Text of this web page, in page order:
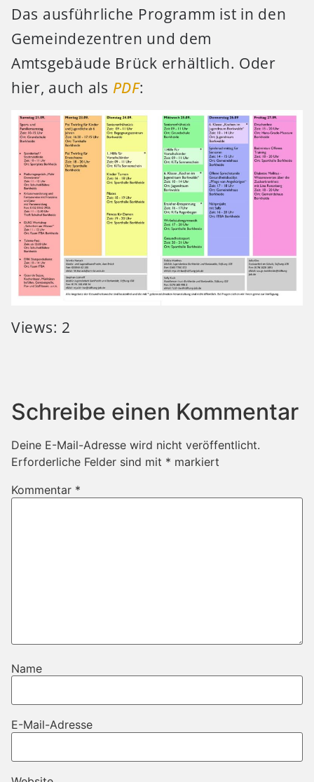
Das ausführliche Programm ist in den
Gemeindezentren und dem
Amtsgebäude Brück erhältlich. Oder
hier, auch als PDF:
Views: 2
Schreibe einen Kommentar
Deine E-Mail-Adresse wird nicht veröffentlicht.
Erforderliche Felder sind mit * markiert
Kommentar *
Name
E-Mail-Adresse